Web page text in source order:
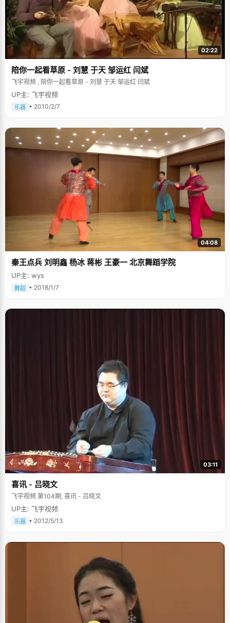
02:22
陪你一起看草原 - 刘慧 于天 邹运红 闫斌
飞宇视频 , 陪你一起看草原 - 刘慧 于天 邹运红 闫斌
UP主: 飞宇视频
乐器 • 2010/2/7
04:08
秦王点兵 刘明鑫 杨冰 蒋彬 王豪一 北京舞蹈学院
UP主: wys
舞蹈 • 2018/1/7
03:11
喜讯 - 吕晓文
飞宇视频 第104期, 喜讯 - 吕晓文
UP主: 飞宇视频
乐器 • 2012/5/13